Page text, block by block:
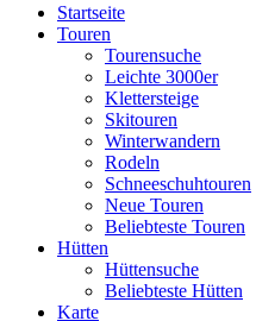
Startseite
Touren
Tourensuche
Leichte 3000er
Klettersteige
Skitouren
Winterwandern
Rodeln
Schneeschuhtouren
Neue Touren
Beliebteste Touren
Hütten
Hüttensuche
Beliebteste Hütten
Karte